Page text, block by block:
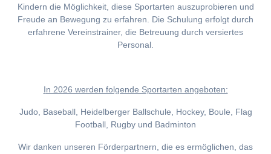
Kindern die Möglichkeit, diese Sportarten auszuprobieren und
Freude an Bewegung zu erfahren. Die Schulung erfolgt durch
erfahrene Vereinstrainer, die Betreuung durch versiertes
Personal.
In 2026 werden folgende Sportarten angeboten:
Judo, Baseball, Heidelberger Ballschule, Hockey, Boule, Flag
Football, Rugby und Badminton
Wir danken unseren Förderpartnern, die es ermöglichen, das